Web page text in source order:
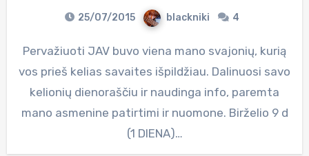
25/07/2015 blackniki 4
Pervažiuoti JAV buvo viena mano svajonių, kurią
vos prieš kelias savaites išpildžiau. Dalinuosi savo
kelionių dienoraščiu ir naudinga info, paremta
mano asmenine patirtimi ir nuomone. Birželio 9 d
(1 DIENA)…